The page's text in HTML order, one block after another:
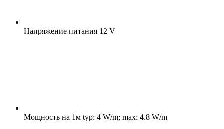
Напряжение питания 12 V
Мощность на 1м typ: 4 W/m; max: 4.8 W/m